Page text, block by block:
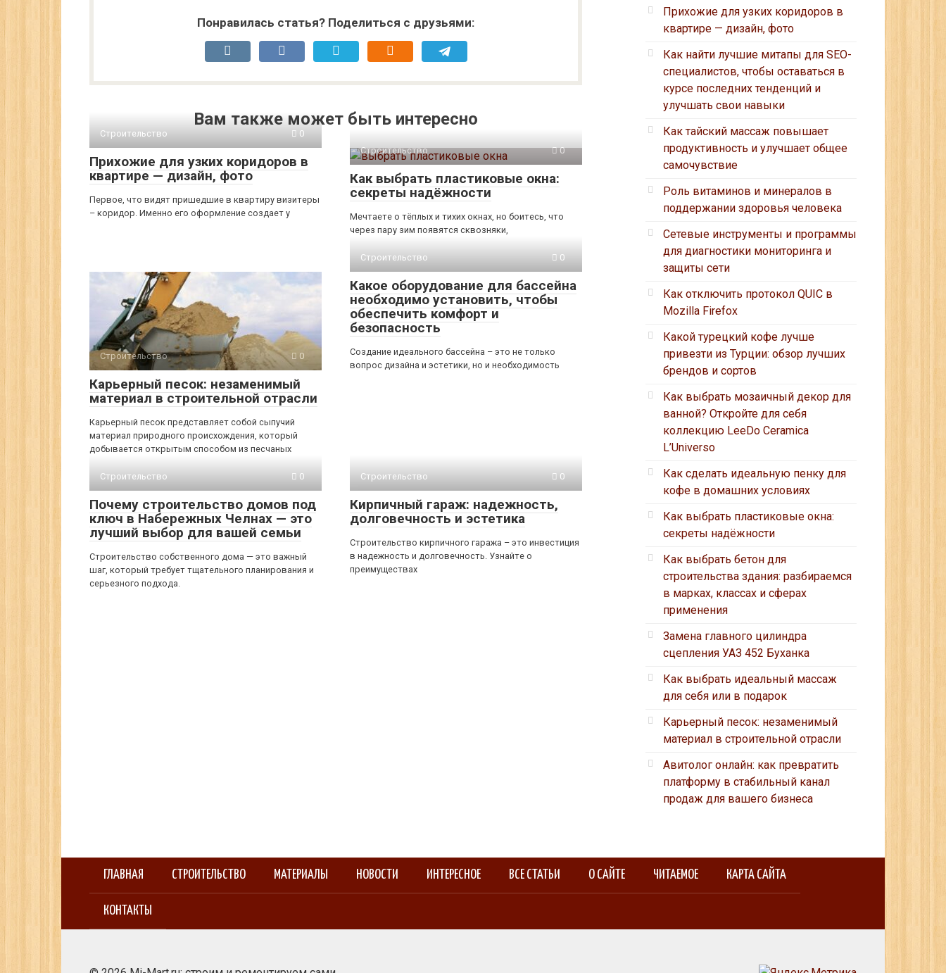
Понравилась статья? Поделиться с друзьями:
Вам также может быть интересно
Строительство 0
Прихожие для узких коридоров в
квартире — дизайн, фото
Первое, что видят пришедшие в квартиру визитеры
– коридор. Именно его оформление создает у
Строительство 0
Как выбрать пластиковые окна:
секреты надёжности
Мечтаете о тёплых и тихих окнах, но боитесь, что
через пару зим появятся сквозняки,
Строительство 0
Карьерный песок: незаменимый
материал в строительной отрасли
Карьерный песок представляет собой сыпучий
материал природного происхождения, который
добывается открытым способом из песчаных
Строительство 0
Какое оборудование для бассейна
необходимо установить, чтобы
обеспечить комфорт и
безопасность
Создание идеального бассейна – это не только
вопрос дизайна и эстетики, но и необходимость
Строительство 0
Почему строительство домов под
ключ в Набережных Челнах — это
лучший выбор для вашей семьи
Строительство собственного дома — это важный
шаг, который требует тщательного планирования и
серьезного подхода.
Строительство 0
Кирпичный гараж: надежность,
долговечность и эстетика
Строительство кирпичного гаража – это инвестиция
в надежность и долговечность. Узнайте о
преимуществах
Прихожие для узких коридоров в
квартире — дизайн, фото
Как найти лучшие митапы для SEO-
специалистов, чтобы оставаться в
курсе последних тенденций и
улучшать свои навыки
Как тайский массаж повышает
продуктивность и улучшает общее
самочувствие
Роль витаминов и минералов в
поддержании здоровья человека
Сетевые инструменты и программы
для диагностики мониторинга и
защиты сети
Как отключить протокол QUIC в
Mozilla Firefox
Какой турецкий кофе лучше
привезти из Турции: обзор лучших
брендов и сортов
Как выбрать мозаичный декор для
ванной? Откройте для себя
коллекцию LeeDo Ceramica
L’Universo
Как сделать идеальную пенку для
кофе в домашних условиях
Как выбрать пластиковые окна:
секреты надёжности
Как выбрать бетон для
строительства здания: разбираемся
в марках, классах и сферах
применения
Замена главного цилиндра
сцепления УАЗ 452 Буханка
Как выбрать идеальный массаж
для себя или в подарок
Карьерный песок: незаменимый
материал в строительной отрасли
Авитолог онлайн: как превратить
платформу в стабильный канал
продаж для вашего бизнеса
ГЛАВНАЯ СТРОИТЕЛЬСТВО МАТЕРИАЛЫ НОВОСТИ ИНТЕРЕСНОЕ ВСЕ СТАТЬИ О САЙТЕ ЧИТАЕМОЕ КАРТА САЙТА
КОНТАКТЫ